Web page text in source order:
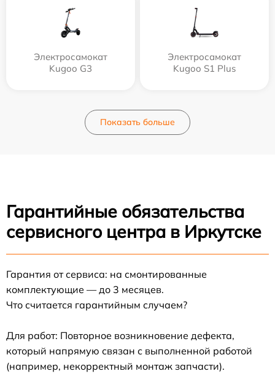
Электросамокат
Kugoo G3
Электросамокат
Kugoo S1 Plus
Показать больше
Гарантийные обязательства
сервисного центра в Иркутске
Гарантия от сервиса: на смонтированные
комплектующие — до 3 месяцев.
Что считается гарантийным случаем?
Для работ: Повторное возникновение дефекта,
который напрямую связан с выполненной работой
(например, некорректный монтаж запчасти).